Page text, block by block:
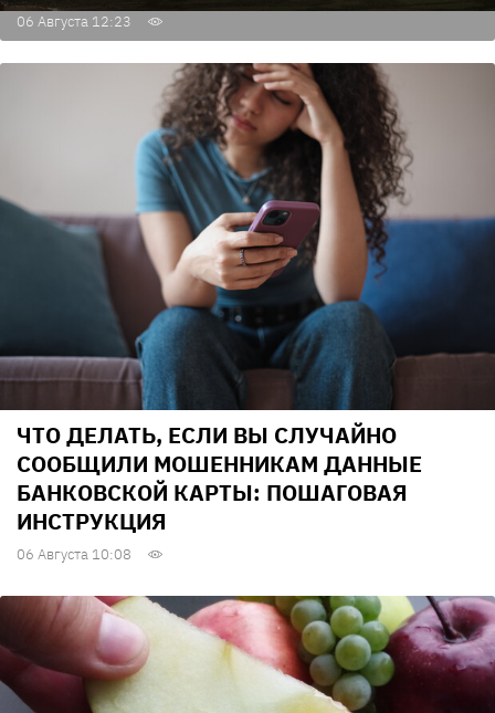
06 Августа 12:23
ЧТО ДЕЛАТЬ, ЕСЛИ ВЫ СЛУЧАЙНО
СООБЩИЛИ МОШЕННИКАМ ДАННЫЕ
БАНКОВСКОЙ КАРТЫ: ПОШАГОВАЯ
ИНСТРУКЦИЯ
06 Августа 10:08